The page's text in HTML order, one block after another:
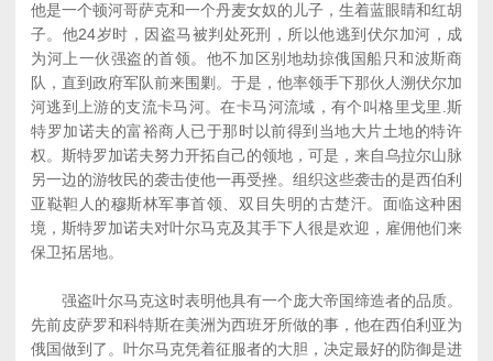
他是一个顿河哥萨克和一个丹麦女奴的儿子，生着蓝眼睛和红胡
子。他24岁时，因盗马被判处死刑，所以他逃到伏尔加河，成
为河上一伙强盗的首领。他不加区别地劫掠俄国船只和波斯商
队，直到政府军队前来围剿。于是，他率领手下那伙人溯伏尔加
河逃到上游的支流卡马河。在卡马河流域，有个叫格里戈里.斯
特罗加诺夫的富裕商人已于那时以前得到当地大片土地的特许
权。斯特罗加诺夫努力开拓自己的领地，可是，来自乌拉尔山脉
另一边的游牧民的袭击使他一再受挫。组织这些袭击的是西伯利
亚鞑靼人的穆斯林军事首领、双目失明的古楚汗。面临这种困
境，斯特罗加诺夫对叶尔马克及其手下人很是欢迎，雇佣他们来
保卫拓居地。
强盗叶尔马克这时表明他具有一个庞大帝国缔造者的品质。
先前皮萨罗和科特斯在美洲为西班牙所做的事，他在西伯利亚为
俄国做到了。叶尔马克凭着征服者的大胆，决定最好的防御是进